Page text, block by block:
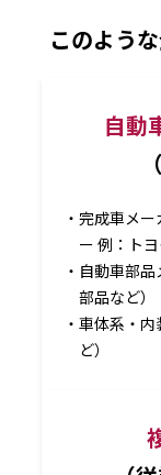
このよう
自動
完成車メー
ー 例：トヨ
自動車部
部品など）
車体系・内
ど）